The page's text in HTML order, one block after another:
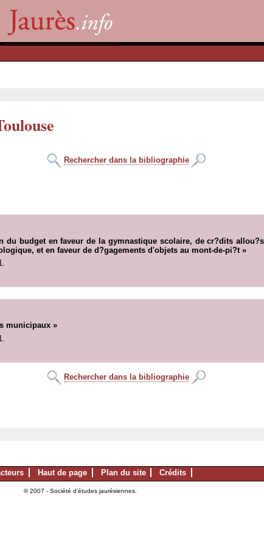
Rechercher dans la bibliographie
budget en faveur de la gymnastique scolaire, de cr?dits
et en faveur de d?gagements d'objets au mont-de-pi?t »
municipaux »
Rechercher dans la bibliographie
Haut de page Plan du site Crédits
© 2007 - Société d'études jaurésiennes.